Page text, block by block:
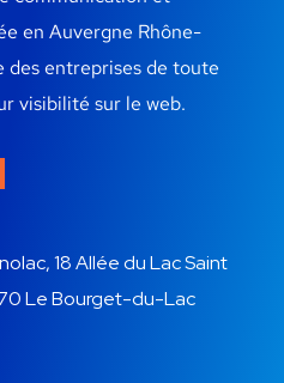
en Auvergne Rhône-
des entreprises de toute
visibilité sur le web.
18 Allée du Lac Saint
Le Bourget-du-Lac